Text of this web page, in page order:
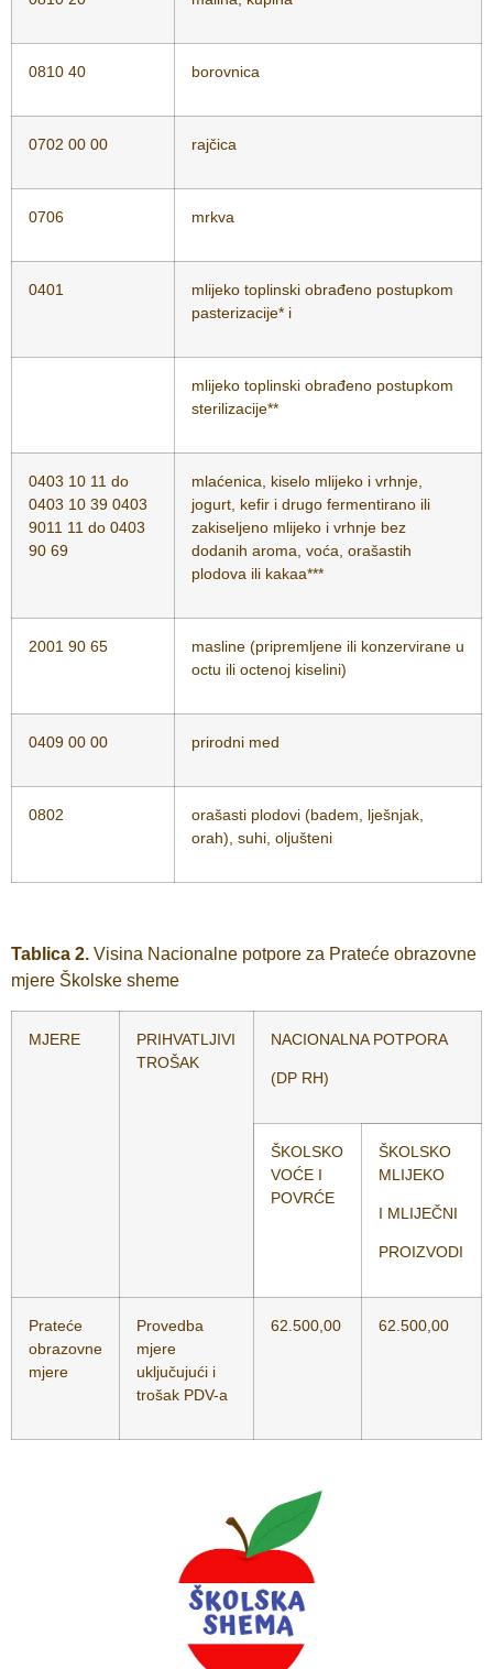
0810 40 borovnica
0702 00 00 rajčica
0706 mrkva
0401
mlijeko toplinski obrađeno postupkom
pasterizacije* i
mlijeko toplinski obrađeno postupkom
sterilizacije**
0403 10 11 do
0403 10 39 0403
9011 11 do 0403
90 69
mlaćenica, kiselo mlijeko i vrhnje,
jogurt, kefir i drugo fermentirano ili
zakiseljeno mlijeko i vrhnje bez
dodanih aroma, voća, orašastih
plodova ili kakaa***
2001 90 65
masline (pripremljene ili konzervirane u
octu ili octenoj kiselini)
0409 00 00 prirodni med
0802
orašasti plodovi (badem, lješnjak,
orah), suhi, oljušteni
Tablica 2. Visina Nacionalne potpore za Prateće obrazovne
mjere Školske sheme
MJERE
PRIHVATLJIVI
TROŠAK
NACIONALNA POTPORA
(DP RH)
ŠKOLSKO
VOĆE I
POVRĆE
ŠKOLSKO
MLIJEKO
I MLIJEČNI
PROIZVODI
Prateće
obrazovne
mjere
Provedba
mjere
uključujući i
trošak PDV-a
62.500,00 62.500,00